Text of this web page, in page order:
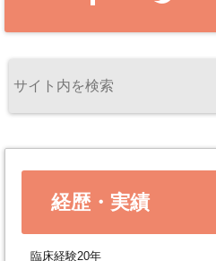
経歴・実績
臨床経験20年